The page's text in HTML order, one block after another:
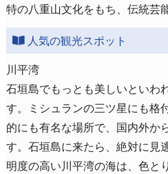
特の八重山文化をもち、伝統芸
人気の観光スポット
川平湾
石垣島でもっとも美しいといわ
す。ミシュランの三ツ星にも格
的にも有名な場所で、国内外か
す。石垣島に来たら、絶対に見
明度の高い川平湾の海は、色と